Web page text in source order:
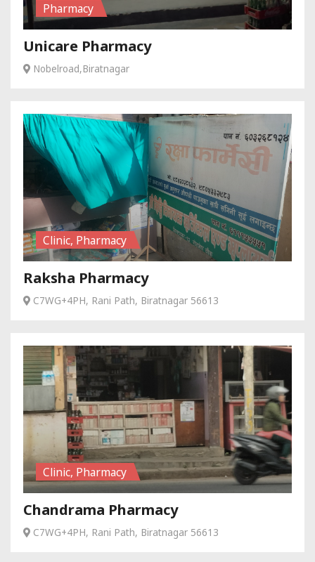
Pharmacy
Unicare Pharmacy
Nobelroad,Biratnagar
Clinic, Pharmacy
Raksha Pharmacy
C7WG+4PH, Rani Path, Biratnagar 56613
Clinic, Pharmacy
Chandrama Pharmacy
C7WG+4PH, Rani Path, Biratnagar 56613